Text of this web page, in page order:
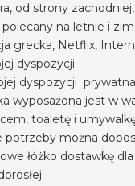
od strony
polecany na letnie i
grecka, Netflix,
dyspozycji.
dyspozycji prywatna
wyposażona jest w
toaletę i
potrzeby można
łóżko dostawkę